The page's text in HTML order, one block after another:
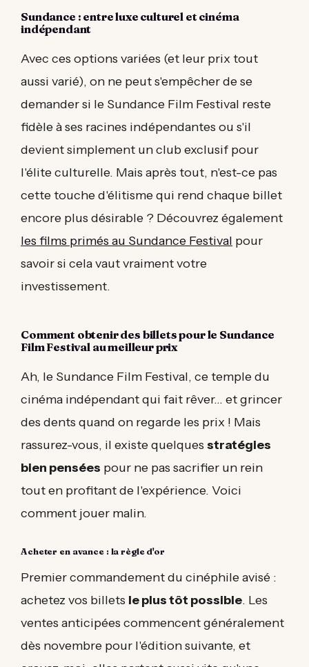
Sundance : entre luxe culturel et cinéma
indépendant
Avec ces options variées (et leur prix tout
aussi varié), on ne peut s'empêcher de se
demander si le Sundance Film Festival reste
fidèle à ses racines indépendantes ou s'il
devient simplement un club exclusif pour
l'élite culturelle. Mais après tout, n'est-ce pas
cette touche d'élitisme qui rend chaque billet
encore plus désirable ? Découvrez également
les films primés au Sundance Festival pour
savoir si cela vaut vraiment votre
investissement.
Comment obtenir des billets pour le Sundance
Film Festival au meilleur prix
Ah, le Sundance Film Festival, ce temple du
cinéma indépendant qui fait rêver... et grincer
des dents quand on regarde les prix ! Mais
rassurez-vous, il existe quelques stratégies
bien pensées pour ne pas sacrifier un rein
tout en profitant de l'expérience. Voici
comment jouer malin.
Acheter en avance : la règle d'or
Premier commandement du cinéphile avisé :
achetez vos billets le plus tôt possible. Les
ventes anticipées commencent généralement
dès novembre pour l'édition suivante, et